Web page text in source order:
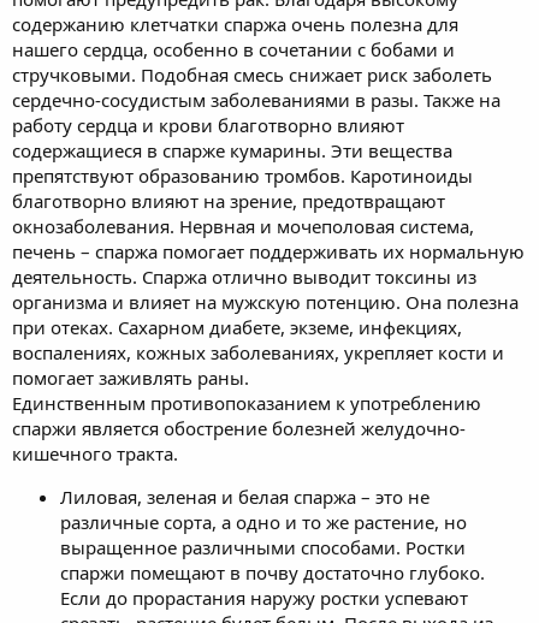
содержанию клетчатки спаржа очень полезна для
нашего сердца, особенно в сочетании с бобами и
стручковыми. Подобная смесь снижает риск заболеть
сердечно-сосудистым заболеваниями в разы. Также на
работу сердца и крови благотворно влияют
содержащиеся в спарже кумарины. Эти вещества
препятствуют образованию тромбов. Каротиноиды
благотворно влияют на зрение, предотвращают
окнозаболевания. Нервная и мочеполовая система,
печень – спаржа помогает поддерживать их нормальную
деятельность. Спаржа отлично выводит токсины из
организма и влияет на мужскую потенцию. Она полезна
при отеках. Сахарном диабете, экземе, инфекциях,
воспалениях, кожных заболеваниях, укрепляет кости и
помогает заживлять раны.
Единственным противопоказанием к употреблению
спаржи является обострение болезней желудочно-
кишечного тракта.
Лиловая, зеленая и белая спаржа – это не
различные сорта, а одно и то же растение, но
выращенное различными способами. Ростки
спаржи помещают в почву достаточно глубоко.
Если до прорастания наружу ростки успевают